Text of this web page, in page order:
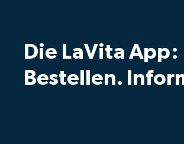
Die LaVita App:
Bestellen.